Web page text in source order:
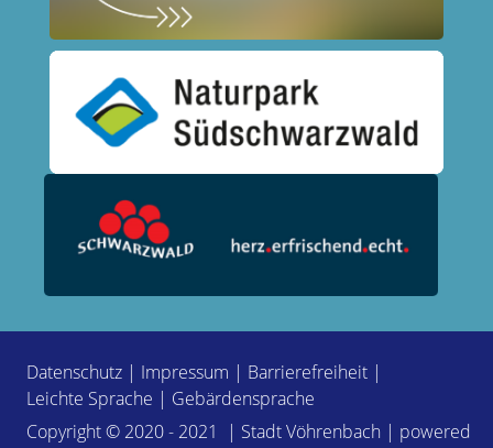
Datenschutz | Impressum | Barrierefreiheit |
Leichte Sprache | Gebärdensprache
Copyright © 2020 - 2021 | Stadt Vöhrenbach | powered